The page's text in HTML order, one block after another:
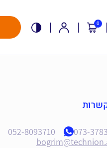
0
073-
052-8093710